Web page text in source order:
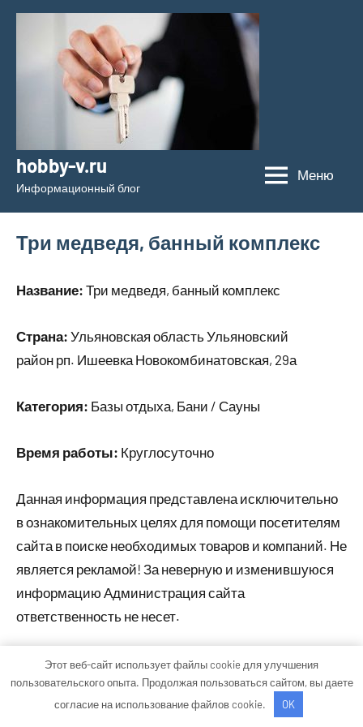
Перейти
содержимому
hobby-v.ru
Информационный блог
Меню
Три медведя, банный комплекс
Название: Три медведя, банный комплекс
Страна: Ульяновская область Ульяновский
район рп. Ишеевка Новокомбинатовская, 29а
Категория: Базы отдыха, Бани / Сауны
Время работы: Круглосуточно
Данная информация представлена исключительно
в ознакомительных целях для помощи посетителям
сайта в поиске необходимых товаров и компаний. Не
является рекламой! За неверную и изменившуюся
информацию Администрация сайта
ответственность не несет.
Тема WordPress: Occasio от ThemeZee.
Этот веб-сайт использует файлы cookie для улучшения
пользовательского опыта. Продолжая пользоваться сайтом, вы даете
согласие на использование файлов cookie.
OK